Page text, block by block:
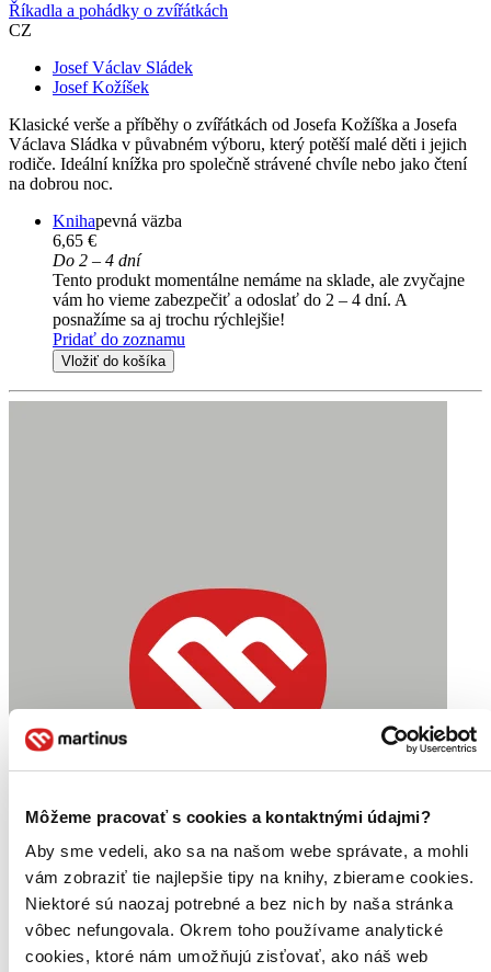
Môžeme pracovať s cookies a kontaktnými údajmi?
Aby sme vedeli, ako sa na našom webe správate, a mohli
vám zobraziť tie najlepšie tipy na knihy, zbierame cookies.
Niektoré sú naozaj potrebné a bez nich by naša stránka
vôbec nefungovala. Okrem toho používame analytické
cookies, ktoré nám umožňujú zisťovať, ako náš web
Říkadla a pohádky o zvířátkách
CZ
Josef Václav Sládek
Josef Kožíšek
Klasické verše a příběhy o zvířátkách od Josefa Kožíška a Josefa
Václava Sládka v půvabném výboru, který potěší malé děti i jejich
rodiče. Ideální knížka pro společně strávené chvíle nebo jako čtení
na dobrou noc.
Knihapevná väzba
6,65 €
Do 2 – 4 dní
Tento produkt momentálne nemáme na sklade, ale zvyčajne
vám ho vieme zabezpečiť a odoslať do 2 – 4 dní. A
posnažíme sa aj trochu rýchlejšie!
Pridať do zoznamu
Vložiť do košíka